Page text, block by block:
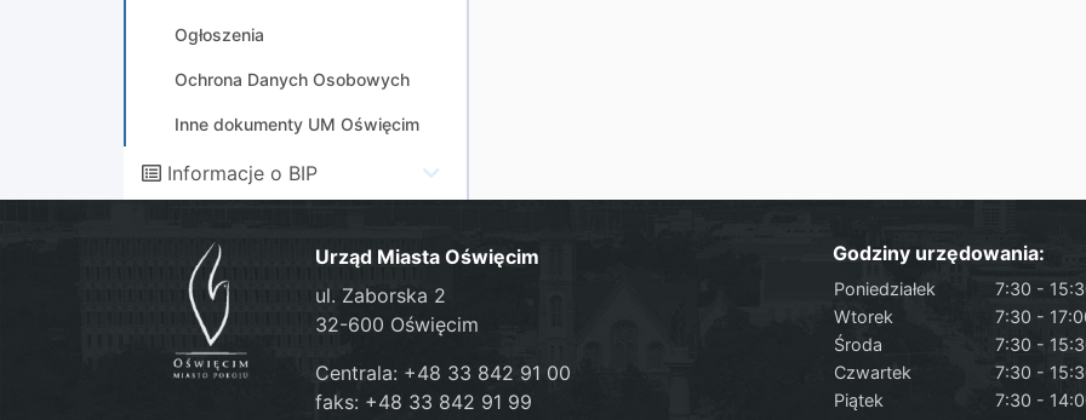
Ogłoszenia
Ochrona Danych Osobowych
Inne dokumenty UM Oświęcim
Informacje o BIP
Urząd Miasta Oświęcim
ul. Zaborska 2
32-600 Oświęcim
Centrala: +48 33 842 91 00
faks: +48 33 842 91 99
Godziny urzędowania:
Poniedziałek
7:30 -
Wtorek
7:30 -
Środa
7:30 -
Czwartek
7:30 -
Piątek
7:30 -